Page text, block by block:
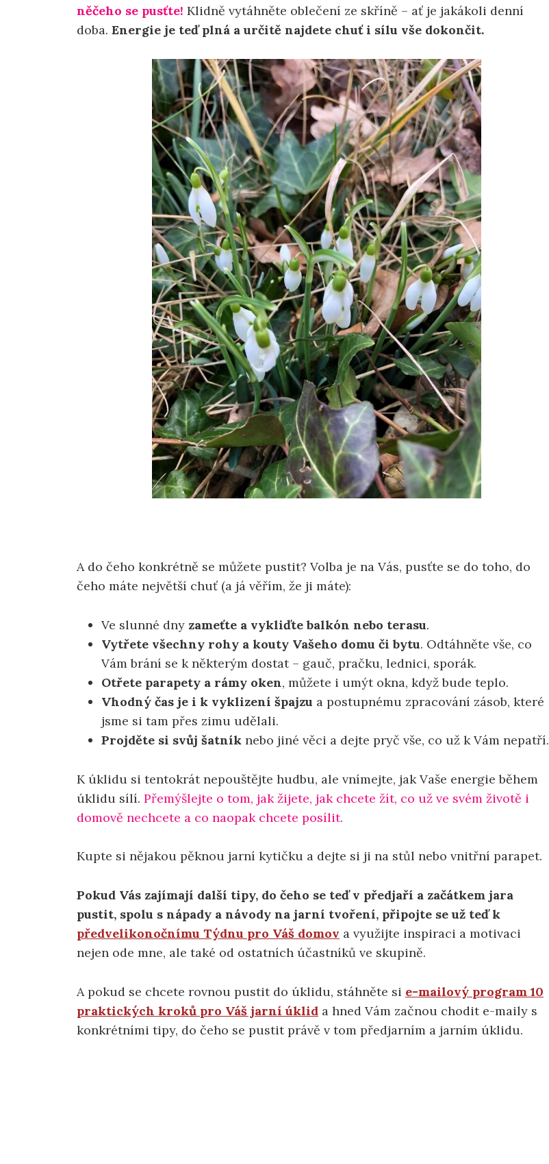
něčeho se pusťte! Klidně vytáhněte oblečení ze skříně – ať je jakákoli denní
doba. Energie je teď plná a určitě najdete chuť i sílu vše dokončit.
A do čeho konkrétně se můžete pustit? Volba je na Vás, pusťte se do toho, do
čeho máte největší chuť (a já věřím, že ji máte):
Ve slunné dny zameťte a vykliďte balkón nebo terasu.
Vytřete všechny rohy a kouty Vašeho domu či bytu. Odtáhněte vše, co
Vám brání se k některým dostat – gauč, pračku, lednici, sporák.
Otřete parapety a rámy oken, můžete i umýt okna, když bude teplo.
Vhodný čas je i k vyklizení špajzu a postupnému zpracování zásob, které
jsme si tam přes zimu udělali.
Projděte si svůj šatník nebo jiné věci a dejte pryč vše, co už k Vám nepatří.
K úklidu si tentokrát nepouštějte hudbu, ale vnímejte, jak Vaše energie během
úklidu sílí. Přemýšlejte o tom, jak žijete, jak chcete žít, co už ve svém životě i
domově nechcete a co naopak chcete posílit.
Kupte si nějakou pěknou jarní kytičku a dejte si ji na stůl nebo vnitřní parapet.
Pokud Vás zajímají další tipy, do čeho se teď v předjaří a začátkem jara
pustit, spolu s nápady a návody na jarní tvoření, připojte se už teď k
předvelikonočnímu Týdnu pro Váš domov a využijte inspiraci a motivaci
nejen ode mne, ale také od ostatních účastníků ve skupině.
A pokud se chcete rovnou pustit do úklidu, stáhněte si e-mailový program 10
praktických kroků pro Váš jarní úklid a hned Vám začnou chodit e-maily s
konkrétními tipy, do čeho se pustit právě v tom předjarním a jarním úklidu.